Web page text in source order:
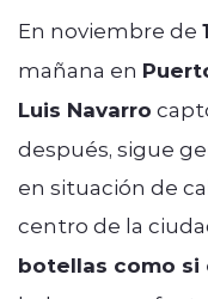
En noviembre de
mañana en
Luis Navarro
después, sigue
en situación de
centro de la
botellas como si